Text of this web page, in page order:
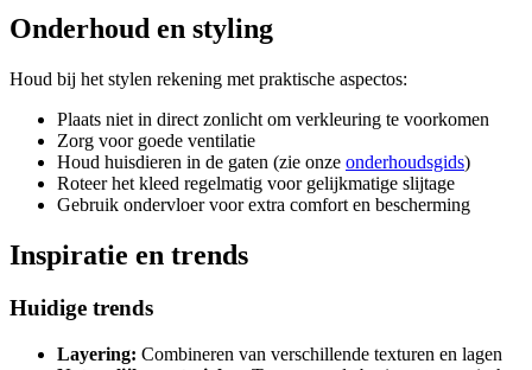
Onderhoud en styling
Houd bij het stylen rekening met praktische aspectos:
Plaats niet in direct zonlicht om verkleuring te voorkomen
Zorg voor goede ventilatie
Houd huisdieren in de gaten (zie onze onderhoudsgids)
Roteer het kleed regelmatig voor gelijkmatige slijtage
Gebruik ondervloer voor extra comfort en bescherming
Inspiratie en trends
Huidige trends
Layering: Combineren van verschillende texturen en lagen